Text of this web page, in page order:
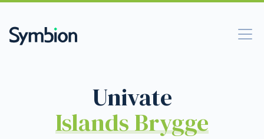
Univate
Islands Brygge